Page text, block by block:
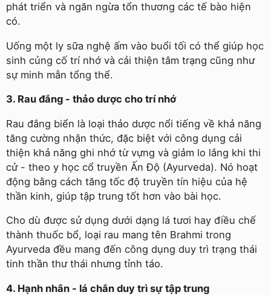
phát triển và ngăn ngừa tổn thương các tế bào hiện
có.
Uống một ly sữa nghệ ấm vào buổi tối có thể giúp học
sinh củng cố trí nhớ và cải thiện tâm trạng cũng như
sự minh mẫn tổng thể.
3. Rau đắng - thảo dược cho trí nhớ
Rau đắng biển là loại thảo dược nổi tiếng về khả năng
tăng cường nhận thức, đặc biệt với công dụng cải
thiện khả năng ghi nhớ từ vựng và giảm lo lắng khi thi
cử - theo y học cổ truyền Ấn Độ (Ayurveda). Nó hoạt
động bằng cách tăng tốc độ truyền tín hiệu của hệ
thần kinh, giúp tập trung tốt hơn vào bài học.
Cho dù được sử dụng dưới dạng lá tươi hay điều chế
thành thuốc bổ, loại rau mang tên Brahmi trong
Ayurveda đều mang đến công dụng duy trì trạng thái
tinh thần thư thái nhưng tỉnh táo.
4. Hạnh nhân - lá chắn duy trì sự tập trung